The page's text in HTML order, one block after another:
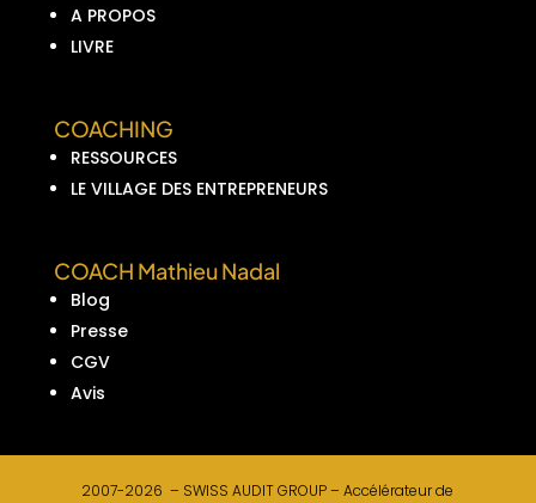
A PROPOS
LIVRE
COACHING
RESSOURCES
LE VILLAGE DES ENTREPRENEURS
COACH Mathieu Nadal
Blog
Presse
CGV
Avis
2007-2026 – SWISS AUDIT GROUP –Accélérateur de